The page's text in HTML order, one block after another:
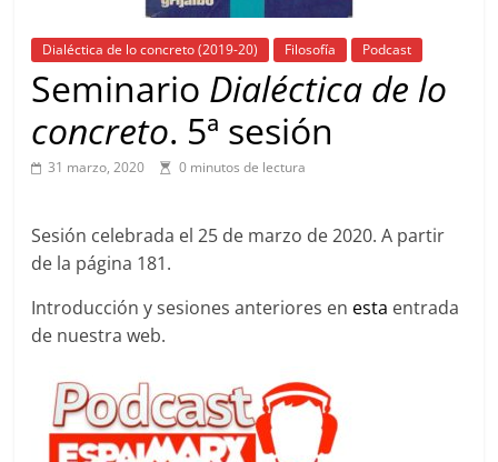
Dialéctica de lo concreto (2019-20) Filosofía Podcast
Seminario Dialéctica de lo
concreto. 5ª sesión
31 marzo, 2020 0 minutos de lectura
Sesión celebrada el 25 de marzo de 2020. A partir
de la página 181.
Introducción y sesiones anteriores en esta entrada
de nuestra web.